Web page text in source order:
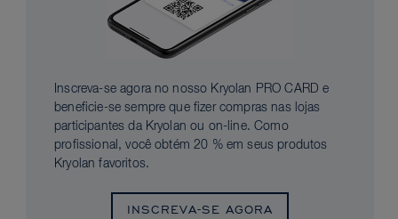
Inscreva-se agora no nosso Kryolan PRO CARD e
beneficie-se sempre que fizer compras nas lojas
participantes da Kryolan ou on-line. Como
profissional, você obtém 20 % em seus produtos
Kryolan favoritos.
INSCREVA-SE AGORA